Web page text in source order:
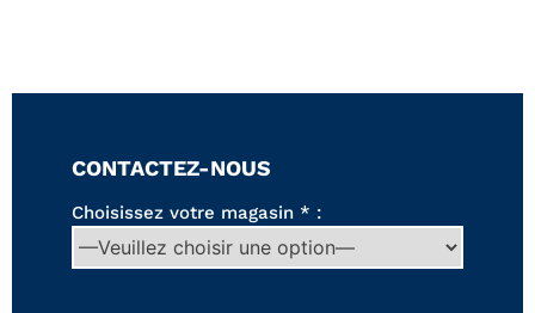
Canapés modulables
Canapés 2 places
Canapés 3 places
CONTACTEZ-NOUS
Choisissez votre magasin * :